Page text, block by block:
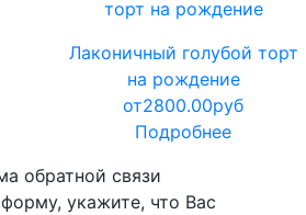
Лаконичный голубой торт
на рождение
от2800.00руб
Подробнее
обратной связи
укажите, что Вас